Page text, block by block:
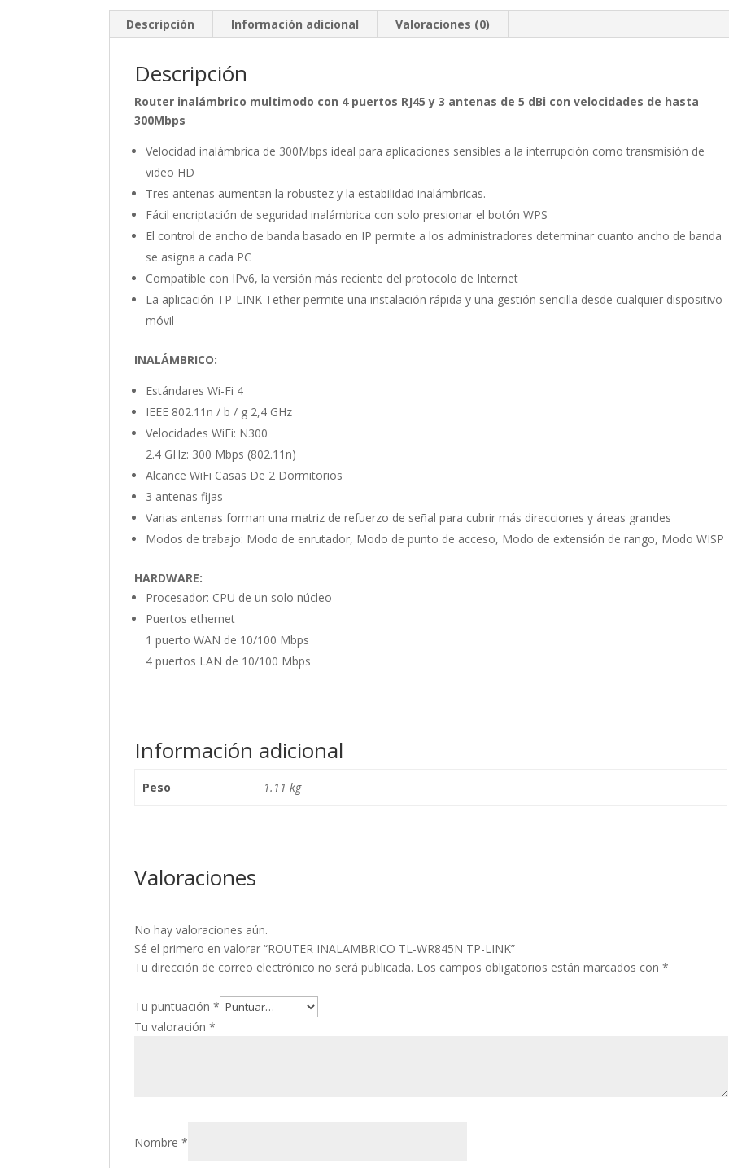
Descripción Información adicional Valoraciones (0)
Descripción
Router inalámbrico multimodo con 4 puertos RJ45 y 3 antenas de 5 dBi con velocidades de hasta
300Mbps
Velocidad inalámbrica de 300Mbps ideal para aplicaciones sensibles a la interrupción como transmisión de
video HD
Tres antenas aumentan la robustez y la estabilidad inalámbricas.
Fácil encriptación de seguridad inalámbrica con solo presionar el botón WPS
El control de ancho de banda basado en IP permite a los administradores determinar cuanto ancho de banda
se asigna a cada PC
Compatible con IPv6, la versión más reciente del protocolo de Internet
La aplicación TP-LINK Tether permite una instalación rápida y una gestión sencilla desde cualquier dispositivo
móvil
INALÁMBRICO:
Estándares Wi-Fi 4
IEEE 802.11n / b / g 2,4 GHz
Velocidades WiFi: N300
2.4 GHz: 300 Mbps (802.11n)
Alcance WiFi Casas De 2 Dormitorios
3 antenas fijas
Varias antenas forman una matriz de refuerzo de señal para cubrir más direcciones y áreas grandes
Modos de trabajo: Modo de enrutador, Modo de punto de acceso, Modo de extensión de rango, Modo WISP
HARDWARE:
Procesador: CPU de un solo núcleo
Puertos ethernet
1 puerto WAN de 10/100 Mbps
4 puertos LAN de 10/100 Mbps
Información adicional
Peso 1.11 kg
Valoraciones
No hay valoraciones aún.
Sé el primero en valorar “ROUTER INALAMBRICO TL-WR845N TP-LINK”
Tu dirección de correo electrónico no será publicada. Los campos obligatorios están marcados con*
Tu puntuación*
Tu valoración*
Nombre*